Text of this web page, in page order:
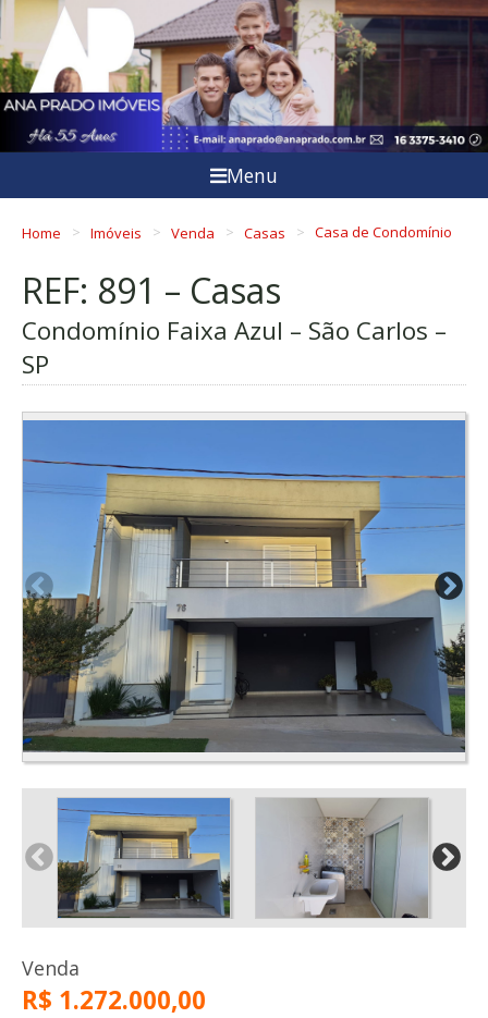
Menu
Home Imóveis Venda Casas Casa de Condomínio
REF: 891 – Casas
Condomínio Faixa Azul – São Carlos –
SP
Venda
R$ 1.272.000,00